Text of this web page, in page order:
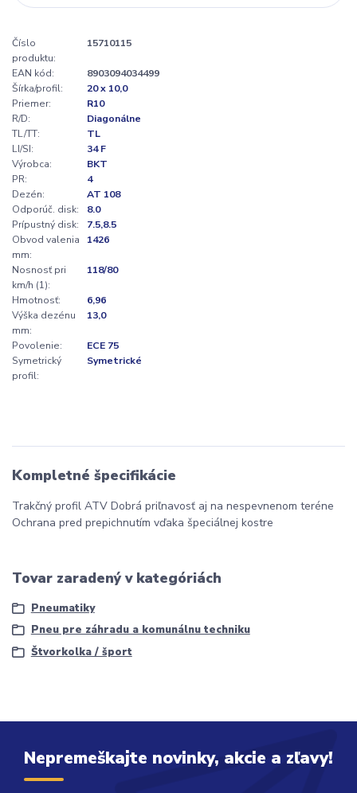
Číslo
produktu:
15710115
EAN kód:
8903094034499
Šírka/profil:
20 x 10,0
Priemer:
R10
R/D:
Diagonálne
TL/TT:
TL
LI/SI:
34 F
Výrobca:
BKT
PR:
4
Dezén:
AT 108
Odporúč. disk:
8.0
Prípustný disk:
7.5,8.5
Obvod valenia
mm:
1426
Nosnosť pri
km/h (1):
118/80
Hmotnosť:
6,96
Výška dezénu
mm:
13,0
Povolenie:
ECE 75
Symetrický
profil:
Symetrické
Kompletné špecifikácie
Trakčný profil ATV Dobrá priľnavosť aj na nespevnenom teréne
Ochrana pred prepichnutím vďaka špeciálnej kostre
Tovar zaradený v kategóriách
Pneumatiky
Pneu pre záhradu a komunálnu techniku
Štvorkolka / šport
Nepremeškajte novinky, akcie a zľavy!